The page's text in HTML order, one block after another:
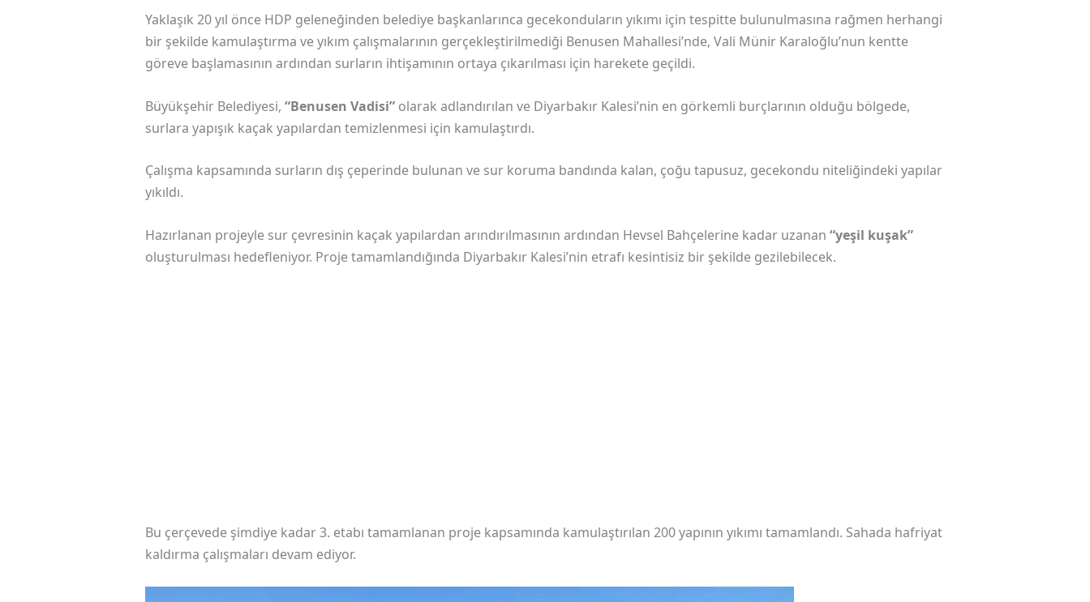
Yaklaşık 20 yıl önce HDP geleneğinden belediye başkanlarınca gecekonduların yıkımı için tespitte bulunulmasına rağmen herhangi
bir şekilde kamulaştırma ve yıkım çalışmalarının gerçekleştirilmediği Benusen Mahallesi’nde, Vali Münir Karaloğlu’nun kentte
göreve başlamasının ardından surların ihtişamının ortaya çıkarılması için harekete geçildi.
Büyükşehir Belediyesi, “Benusen Vadisi”olarak adlandırılan ve Diyarbakır Kalesi’nin en görkemli burçlarının olduğu bölgede,
surlara yapışık kaçak yapılardan temizlenmesi için kamulaştırdı.
Çalışma kapsamında surların dış çeperinde bulunan ve sur koruma bandında kalan, çoğu tapusuz, gecekondu niteliğindeki yapılar
yıkıldı.
Hazırlanan projeyle sur çevresinin kaçak yapılardan arındırılmasının ardından Hevsel Bahçelerine kadar uzanan “yeşil kuşak”
oluşturulması hedefleniyor. Proje tamamlandığında Diyarbakır Kalesi’nin etrafı kesintisiz bir şekilde gezilebilecek.
Bu çerçevede şimdiye kadar 3. etabı tamamlanan proje kapsamında kamulaştırılan 200 yapının yıkımı tamamlandı. Sahada hafriyat
kaldırma çalışmaları devam ediyor.